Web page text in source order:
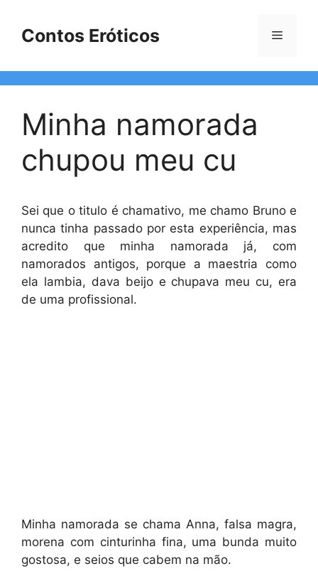
Contos Eróticos Menu
Minha namorada
chupou meu cu
Sei que o titulo é chamativo, me chamo Bruno e
nunca tinha passado por esta experiência, mas
acredito que minha namorada já, com
namorados antigos, porque a maestria como
ela lambia, dava beijo e chupava meu cu, era
de uma profissional.
Minha namorada se chama Anna, falsa magra,
morena com cinturinha fina, uma bunda muito
gostosa, e seios que cabem na mão.